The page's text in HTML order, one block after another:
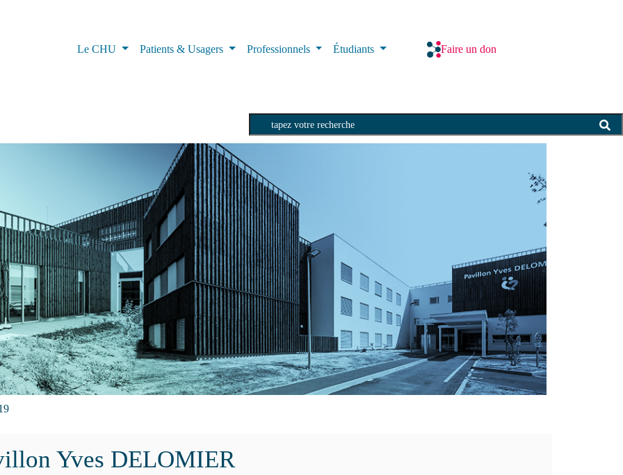
Le CHU Patients & Usagers Professionnels Étudiants Faire un don
Yves DELOMIER